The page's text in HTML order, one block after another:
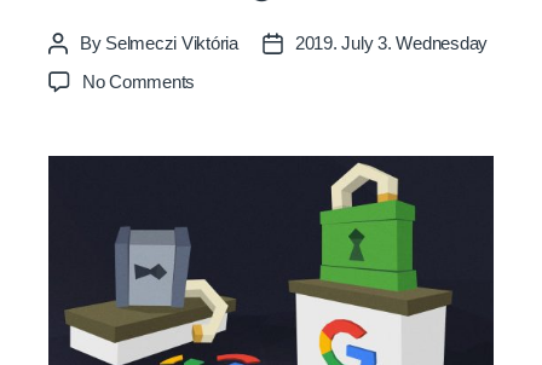
Post
author
By Selmeczi Viktória
Post2019. July 3. Wednesday
No Comments
SSL-